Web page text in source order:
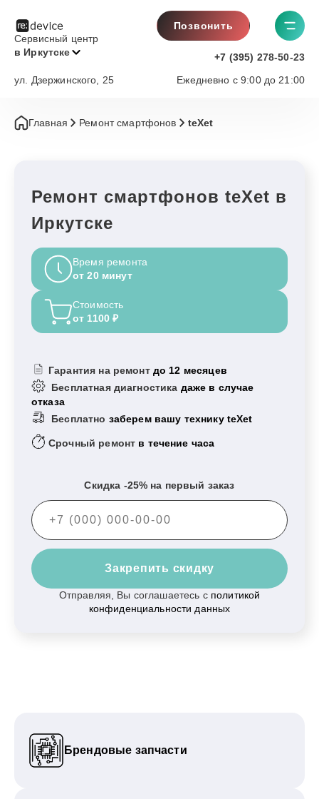
Сервисный центр
в Иркутске
Позвонить
+7 (395) 278-50-23
Ежедневно с 9:00 до 21:00
ул. Дзержинского, 25
Главная Ремонт смартфонов teXet
Ремонт смартфонов teXet в
Иркутске
Время ремонта
от 20 минут
Стоимость
от 1100 ₽
Гарантия на ремонт до 12 месяцев
Бесплатная диагностика даже в случае
отказа
Бесплатно заберем вашу технику teXet
Срочный ремонт в течение часа
Скидка -25% на первый заказ
Закрепить скидку
Отправляя, Вы соглашаетесь с политикой
конфиденциальности данных
Брендовые запчасти